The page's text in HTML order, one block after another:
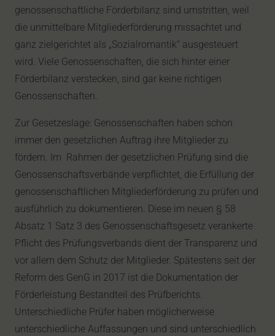
genossenschaftliche Förderbilanz sind umstritten, weil
die unmittelbare Mitgliederförderung missachtet und
ganz zielgerichtet als „Sozialromantik“ ausgesteuert
wird. Viele Genossenschaften, die sich hinter einer
Förderbilanz verstecken, sind gar keine richtigen
Genossenschaften.
Zur Gesetzeslage: Genossenschaften haben schon
immer den gesetzlichen Auftrag ihre Mitglieder zu
fördern. Im Rahmen der gesetzlichen Prüfung sind die
Genossenschaftsverbände verpflichtet, die Erfüllung der
genossenschaftlichen Mitgliederförderung zu prüfen und
ausführlich zu dokumentieren. Diese im neuen § 58
Absatz 1 Satz 3 des Genossenschaftsgesetz verankerte
Pflicht des Prüfungsverbands dient der Transparenz und
vor allem dem Schutz der Mitglieder. Spätestens seit der
Reform des GenG in 2017 ist die Dokumentation der
Förderleistung Bestandteil des Prüfberichts.
Unterschiedliche Prüfer haben möglicherweise
unterschiedliche Auffassungen und sind unterschiedlich